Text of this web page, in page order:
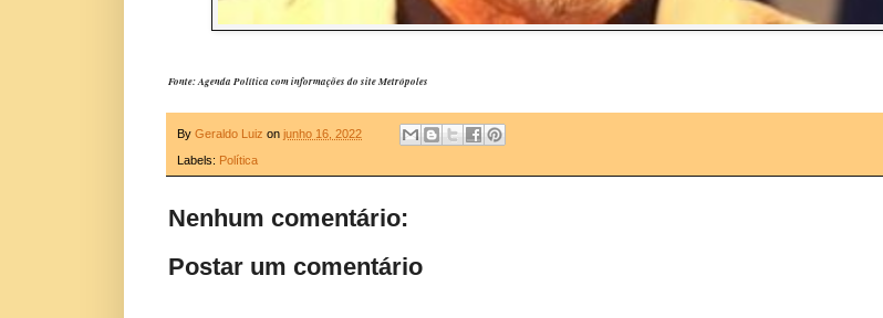
Fonte: Agenda Política com informações do site Metrópoles
By Geraldo Luiz on junho 16, 2022
Labels: Política
Nenhum comentário:
Postar um comentário